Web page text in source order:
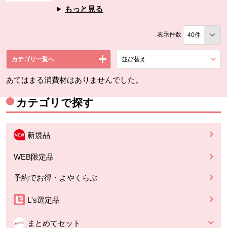
もっと見る
表示件数
カテゴリ一覧へ 並び替え
あてはまる消費材はありませんでした。
カテゴリで探す
新規品
WEB限定品
予約でお得・よやくらぶ
L's選定品
まとめてセット